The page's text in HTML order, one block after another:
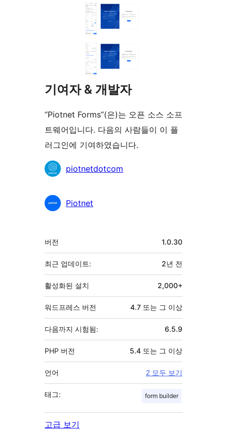
기여자 & 개발자
“Piotnet Forms”(은)는 오픈 소스 소프
트웨어입니다. 다음의 사람들이 이 플
러그인에 기여하였습니다.
기
자
piotnetdotcom
Piotnet
기
초
버전 1.0.30
최근 업데이트: 2년 전
활성화된 설치 2,000+
워드프레스 버전 4.7 또는 그 이상
다음까지 시험됨: 6.5.9
PHP 버전 5.4 또는 그 이상
언어 2 모두 보기
태그: form builder
고급 보기